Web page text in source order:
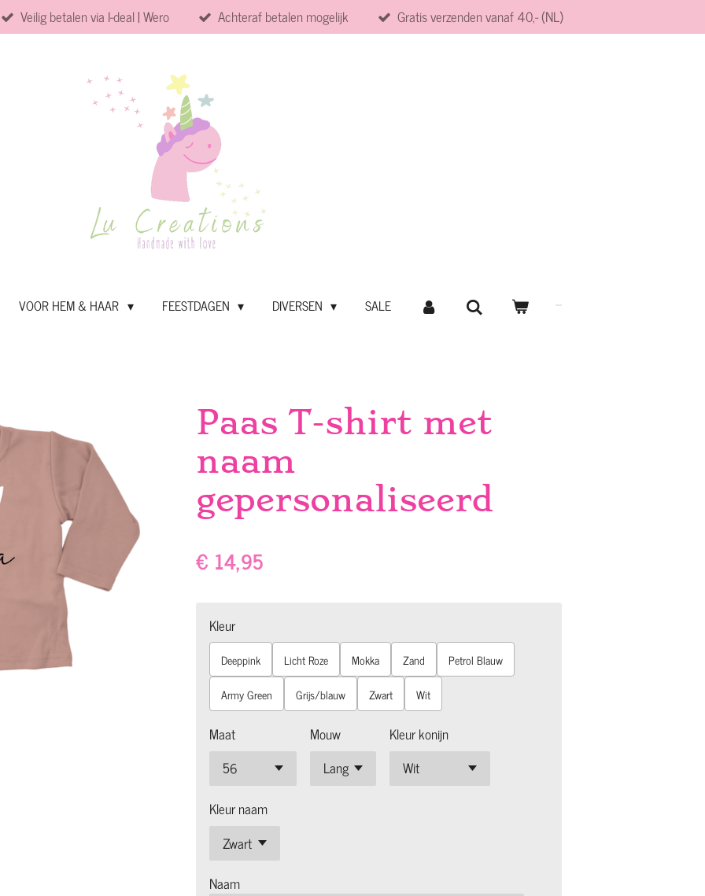
Veilig betalen via I-deal | Wero Achteraf betalen mogelijk Gratis verzenden vanaf 40,- (NL)
VOOR HEM & HAAR FEESTDAGEN DIVERSEN SALE
Paas T-shirt met
naam
gepersonaliseerd
€ 14,95
Kleur
Deeppink Licht Roze Mokka Zand
Petrol Blauw
Army Green
Grijs/blauw Zwart Wit
Maat Mouw Kleur konijn
Kleur naam
Naam